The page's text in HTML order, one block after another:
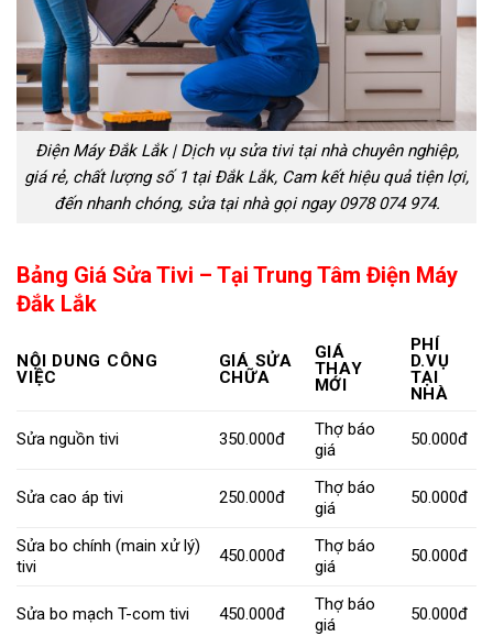
Điện Máy Đắk Lắk | Dịch vụ sửa tivi tại nhà chuyên nghiệp,
giá rẻ, chất lượng số 1 tại Đắk Lắk, Cam kết hiệu quả tiện lợi,
đến nhanh chóng, sửa tại nhà gọi ngay 0978 074 974.
Bảng Giá Sửa Tivi – Tại Trung Tâm Điện Máy
Đắk Lắk
NỘI DUNG CÔNG
VIỆC
GIÁ SỬA
CHỮA
GIÁ
THAY
MỚI
PHÍ
D.VỤ
TẠI
NHÀ
Sửa nguồn tivi 350.000đ
Thợ báo
giá
50.000đ
Sửa cao áp tivi 250.000đ
Thợ báo
giá
50.000đ
Sửa bo chính (main xử lý)
tivi
450.000đ
Thợ báo
giá
50.000đ
Sửa bo mạch T-com tivi 450.000đ
Thợ báo
giá
50.000đ